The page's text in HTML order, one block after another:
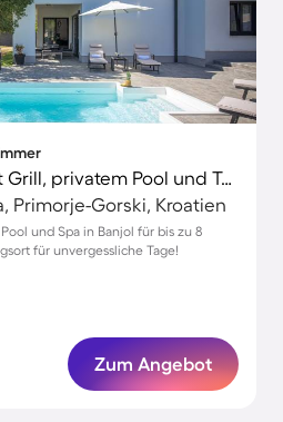
Gemütliche Villa mit Grill, privatem Pool und Terrasse | Haustierfreundlich
Primorje-Gorski, Kroatien
und Spa in Banjol für bis zu 8
für unvergessliche Tage!
Zum Angebot